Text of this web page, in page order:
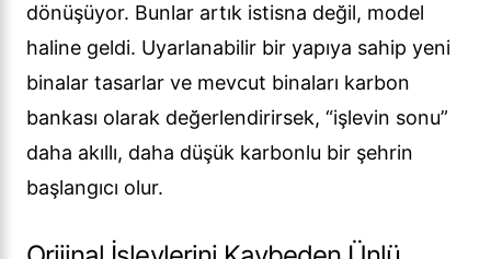
dönüşüyor. Bunlar artık istisna değil, model
haline geldi. Uyarlanabilir bir yapıya sahip yeni
binalar tasarlar ve mevcut binaları karbon
bankası olarak değerlendirirsek, “işlevin sonu”
daha akıllı, daha düşük karbonlu bir şehrin
başlangıcı olur.